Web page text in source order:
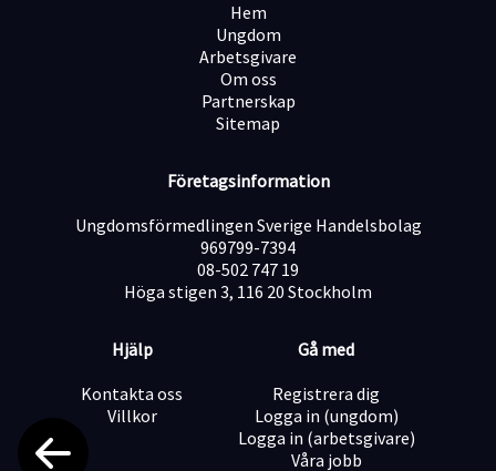
VÅRA FÖRVÄNTNINGAR PÅ DIG:
- Du har rätt approach och vill ha roligt på jobbet.
- Du är en person som vill utvecklas och lära dig nya
- Du uppskattar att jobba i ett högt tempo.
- Du är ambitiös och gillar utmaningar.
På Mister York så rekryterar vi utifrån personlighet och
potential och inte endast utifrån tidigare erfarenheter.
Hem
Ungdom
Arbetsgivare
Om oss
Partnerskap
Sitemap
Företagsinformation
Ungdomsförmedlingen Sverige Handelsbolag
969799-7394
08-502 747 19
Höga stigen 3, 116 20 Stockholm
Hjälp
Kontakta oss
Villkor
Gå med
Registrera dig
Logga in (ungdom)
Logga in (arbetsgivare)
Våra jobb